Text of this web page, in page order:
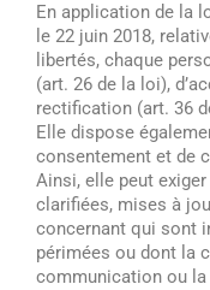
En application de la
le 22 juin 2018,
libertés, chaque
(art. 26 de la loi),
rectification (art. 36
Elle dispose
consentement et de
Ainsi, elle peut
clarifiées, mises à
concernant qui sont
périmées ou dont la
communication ou